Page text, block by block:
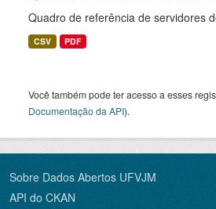
Quadro de referência de servidores
CSV PDF
Você também pode ter acesso a esses
Documentação da API).
Sobre Dados Abertos UFVJM
API do CKAN